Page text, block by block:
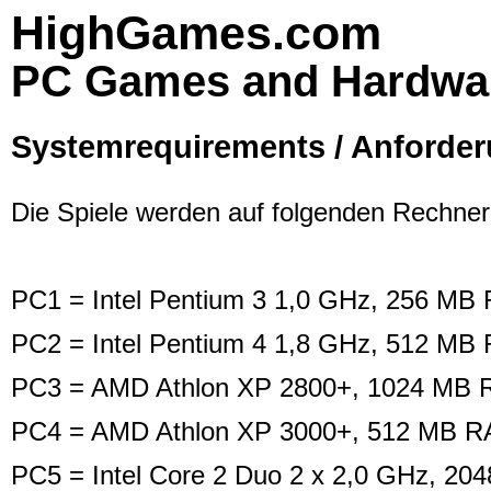
HighGames.com
PC Games and
Systemrequirements /
Die Spiele werden auf folgenden
PC1 = Intel Pentium 3 1,0 GHz, 256
PC2 = Intel Pentium 4 1,8 GHz, 512
PC3 = AMD Athlon XP 2800+, 1024 MB
PC4 = AMD Athlon XP 3000+, 512 MB
PC5 = Intel Core 2 Duo 2 x 2,0 GHz,